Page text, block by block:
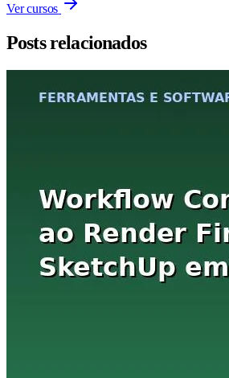
Ver cursos
Posts relacionados